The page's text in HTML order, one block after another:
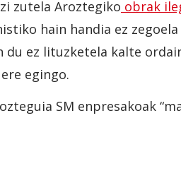
zutela Aroztegiko obrak
hain handia ez zegoela
du ez lituzketela kalte
ere egingo.
SM enpresakoak